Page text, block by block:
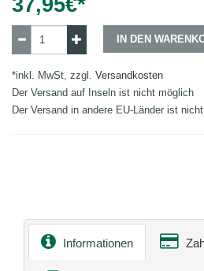
37,95€*
IN DEN
*inkl. MwSt, zzgl. Versandkosten
Der Versand auf Inseln ist nicht möglich
Der Versand in andere EU-Länder ist
Informationen